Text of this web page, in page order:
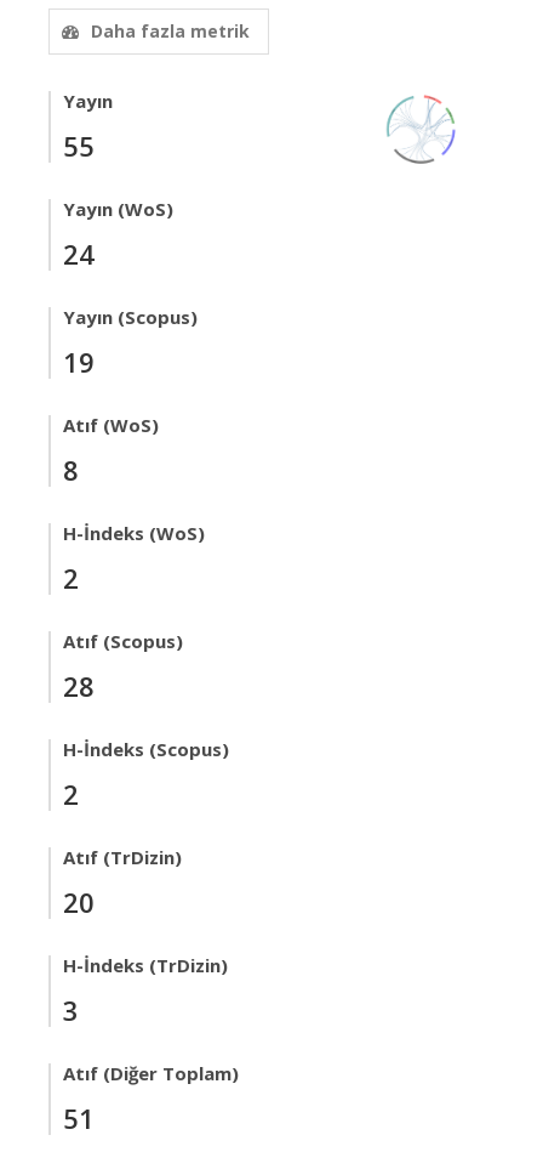
Daha fazla metrik
Yayın
55
Yayın (WoS)
24
Yayın (Scopus)
19
Atıf (WoS)
8
H-İndeks (WoS)
2
Atıf (Scopus)
28
H-İndeks (Scopus)
2
Atıf (TrDizin)
20
H-İndeks (TrDizin)
3
Atıf (Diğer Toplam)
51